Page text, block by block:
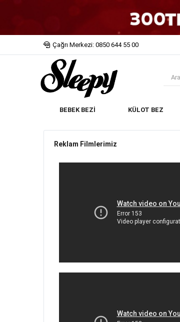
Çağrı Merkezi: 0850 644 55 00
BEBEK BEZİ KÜLOT BEZ
Reklam Filmlerimiz